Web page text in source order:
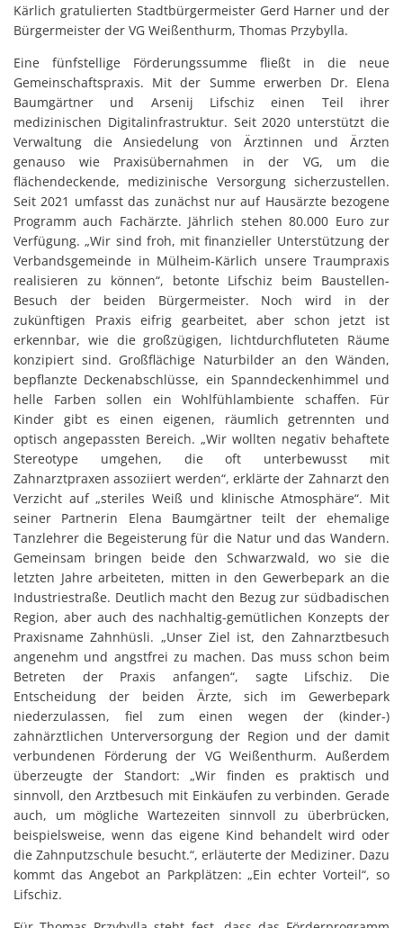
Kärlich gratulierten Stadtbürgermeister Gerd Harner und der
Bürgermeister der VG Weißenthurm, Thomas Przybylla.
Eine fünfstellige Förderungssumme fließt in die neue
Gemeinschaftspraxis. Mit der Summe erwerben Dr. Elena
Baumgärtner und Arsenij Lifschiz einen Teil ihrer
medizinischen Digitalinfrastruktur. Seit 2020 unterstützt die
Verwaltung die Ansiedelung von Ärztinnen und Ärzten
genauso wie Praxisübernahmen in der VG, um die
flächendeckende, medizinische Versorgung sicherzustellen.
Seit 2021 umfasst das zunächst nur auf Hausärzte bezogene
Programm auch Fachärzte. Jährlich stehen 80.000 Euro zur
Verfügung. „Wir sind froh, mit finanzieller Unterstützung der
Verbandsgemeinde in Mülheim-Kärlich unsere Traumpraxis
realisieren zu können“, betonte Lifschiz beim Baustellen-
Besuch der beiden Bürgermeister. Noch wird in der
zukünftigen Praxis eifrig gearbeitet, aber schon jetzt ist
erkennbar, wie die großzügigen, lichtdurchfluteten Räume
konzipiert sind. Großflächige Naturbilder an den Wänden,
bepflanzte Deckenabschlüsse, ein Spanndeckenhimmel und
helle Farben sollen ein Wohlfühlambiente schaffen. Für
Kinder gibt es einen eigenen, räumlich getrennten und
optisch angepassten Bereich. „Wir wollten negativ behaftete
Stereotype umgehen, die oft unterbewusst mit
Zahnarztpraxen assoziiert werden“, erklärte der Zahnarzt den
Verzicht auf „steriles Weiß und klinische Atmosphäre“. Mit
seiner Partnerin Elena Baumgärtner teilt der ehemalige
Tanzlehrer die Begeisterung für die Natur und das Wandern.
Gemeinsam bringen beide den Schwarzwald, wo sie die
letzten Jahre arbeiteten, mitten in den Gewerbepark an die
Industriestraße. Deutlich macht den Bezug zur südbadischen
Region, aber auch des nachhaltig-gemütlichen Konzepts der
Praxisname Zahnhüsli. „Unser Ziel ist, den Zahnarztbesuch
angenehm und angstfrei zu machen. Das muss schon beim
Betreten der Praxis anfangen“, sagte Lifschiz. Die
Entscheidung der beiden Ärzte, sich im Gewerbepark
niederzulassen, fiel zum einen wegen der (kinder-)
zahnärztlichen Unterversorgung der Region und der damit
verbundenen Förderung der VG Weißenthurm. Außerdem
überzeugte der Standort: „Wir finden es praktisch und
sinnvoll, den Arztbesuch mit Einkäufen zu verbinden. Gerade
auch, um mögliche Wartezeiten sinnvoll zu überbrücken,
beispielsweise, wenn das eigene Kind behandelt wird oder
die Zahnputzschule besucht.“, erläuterte der Mediziner. Dazu
kommt das Angebot an Parkplätzen: „Ein echter Vorteil“, so
Lifschiz.